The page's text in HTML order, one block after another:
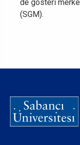
de gösteri
(SGM).